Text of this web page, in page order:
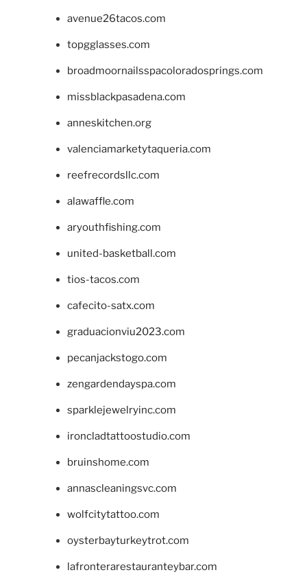
avenue26tacos.com
topgglasses.com
broadmoornailsspacoloradosprings.com
missblackpasadena.com
anneskitchen.org
valenciamarketytaqueria.com
reefrecordsllc.com
alawaffle.com
aryouthfishing.com
united-basketball.com
tios-tacos.com
cafecito-satx.com
graduacionviu2023.com
pecanjackstogo.com
zengardendayspa.com
sparklejewelryinc.com
ironcladtattoostudio.com
bruinshome.com
annascleaningsvc.com
wolfcitytattoo.com
oysterbayturkeytrot.com
lafronterarestauranteybar.com